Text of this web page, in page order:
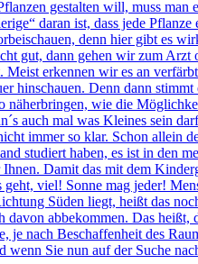
gestalten will, muss
daran ist, dass jede
denn hier gibt es
gut, dann gehen wir zum
erkennen wir es an
hinschauen. Denn dann
wie die
auch mal was Kleines sein
immer so klar. Schon allein
studiert haben, es ist in den
Damit das mit dem
viel! Sonne mag jeder!
Süden liegt, heißt das
abbekommen. Das heißt,
nach Beschaffenheit des
Sie nun auf der Suche